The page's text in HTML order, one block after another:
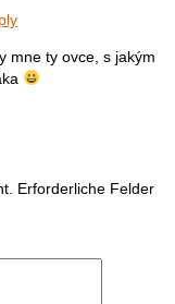
mne ty ovce, s jakým
Erforderliche Felder